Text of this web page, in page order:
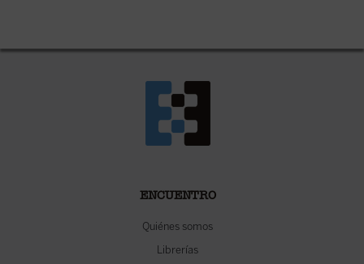
ENCUENTRO
Quiénes somos
Librerías